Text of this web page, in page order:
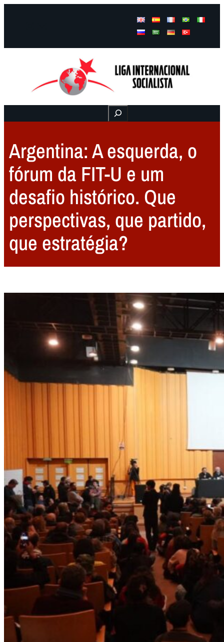
Buscar
Argentina: A esquerda, o
fórum da FIT-U e um
desafio histórico. Que
perspectivas, que partido,
que estratégia?